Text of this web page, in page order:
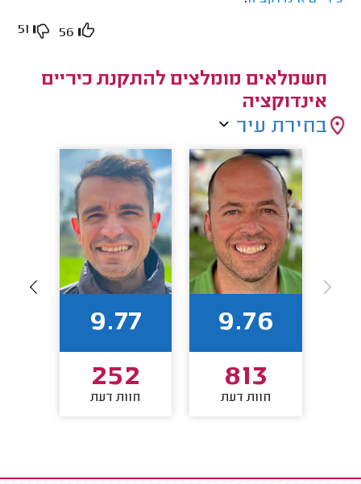
56
51
חשמלאים מומלצים להתקנת כיריים
אינדוקציה
בחירת עיר
9.76
813
חוות דעת
9.77
252
חוות דעת